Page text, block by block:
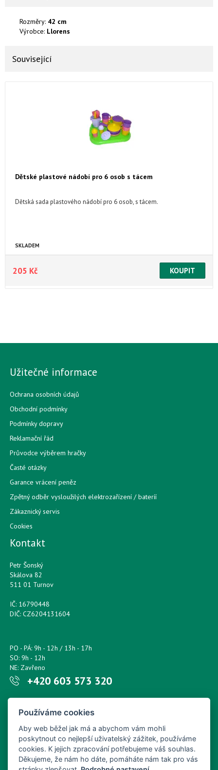
Rozměry: 42 cm
Výrobce: Llorens
Související
Dětské plastové nádobí pro 6 osob s tácem
Dětská sada plastového nádobí pro 6 osob, s tácem.
SKLADEM
205 Kč
Užitečné informace
Ochrana osobních údajů
Obchodní podmínky
Podmínky dopravy
Reklamační řád
Průvodce výběrem hračky
Časté otázky
Garance vrácení peněz
Zpětný odběr vysloužilých elektrozařízení / bateríí
Zákaznický servis
Cookies
Kontakt
Petr Šonský
Skálova 82
511 01 Turnov
IČ: 16790448
DIČ: CZ6204131604
PO - PÁ: 9h - 12h / 13h - 17h
SO: 9h - 12h
NE: Zavřeno
+420 603 573 320
petr.sonsky@centrum.cz
Používáme cookies
Aby web běžel jak má a abychom vám mohli
poskytnout co nejlepší uživatelský zážitek, používáme
cookies. K jejich zpracování potřebujeme váš souhlas.
Děkujeme, že nám ho dáte, pomáháte nám tak pro vás